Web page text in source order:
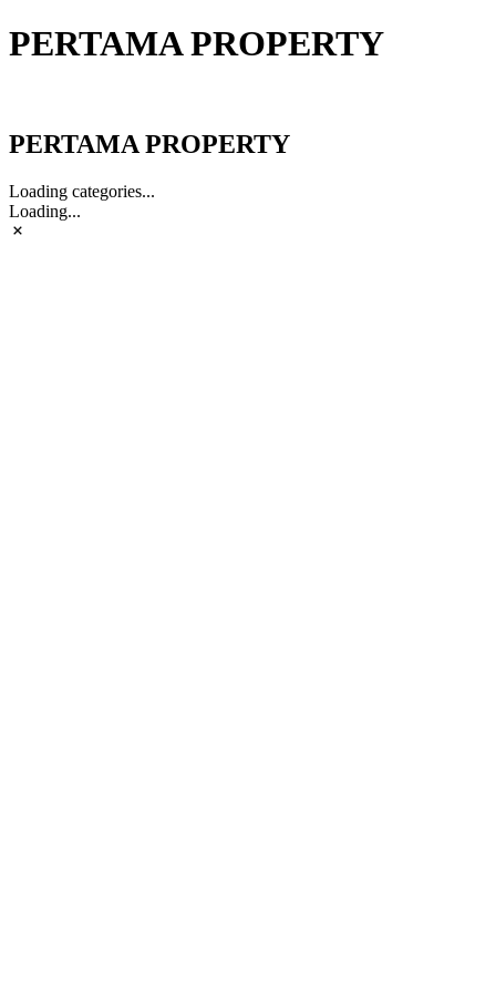
PERTAMA PROPERTY
PERTAMA PROPERTY
Loading categories...
Loading...